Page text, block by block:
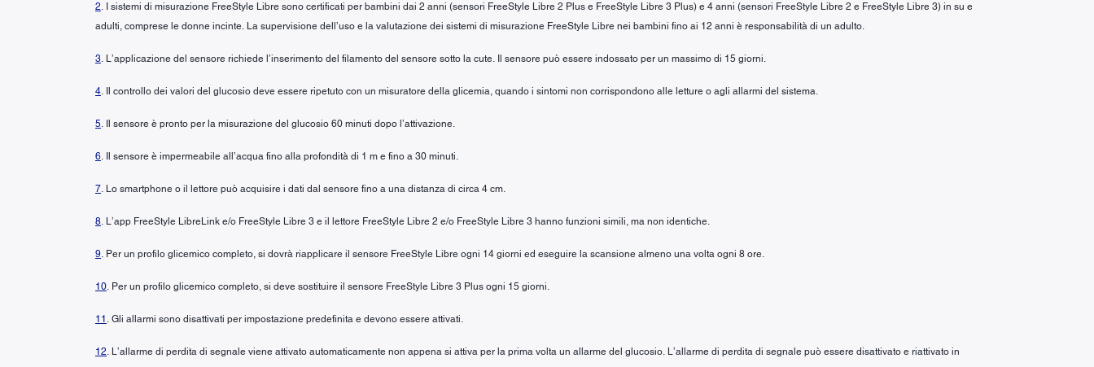
2. I sistemi di misurazione FreeStyle Libre sono certificati per bambini dai 2 anni (sensori FreeStyle Libre 2 Plus e FreeStyle Libre 3 Plus) e 4 anni (sensori FreeStyle Libre 2 e FreeStyle Libre 3) in su e
adulti, comprese le donne incinte. La supervisione dell’uso e la valutazione dei sistemi di misurazione FreeStyle Libre nei bambini fino ai 12 anni è responsabilità di un adulto.
3. L’applicazione del sensore richiede l’inserimento del filamento del sensore sotto la cute. Il sensore può essere indossato per un massimo di 15 giorni.
4. Il controllo dei valori del glucosio deve essere ripetuto con un misuratore della glicemia, quando i sintomi non corrispondono alle letture o agli allarmi del sistema.
5. Il sensore è pronto per la misurazione del glucosio 60 minuti dopo l’attivazione.
6. Il sensore è impermeabile all’acqua fino alla profondità di 1 m e fino a 30 minuti.
7. Lo smartphone o il lettore può acquisire i dati dal sensore fino a una distanza di circa 4 cm.
8. L’app FreeStyle LibreLink e/o FreeStyle Libre 3 e il lettore FreeStyle Libre 2 e/o FreeStyle Libre 3 hanno funzioni simili, ma non identiche.
9. Per un profilo glicemico completo, si dovrà riapplicare il sensore FreeStyle Libre ogni 14 giorni ed eseguire la scansione almeno una volta ogni 8 ore.
10. Per un profilo glicemico completo, si deve sostituire il sensore FreeStyle Libre 3 Plus ogni 15 giorni.
11 . Gli allarmi sono disattivati per impostazione predefinita e devono essere attivati.
12. L’allarme di perdita di segnale viene attivato automaticamente non appena si attiva per la prima volta un allarme del glucosio. L’allarme di perdita di segnale può essere disattivato e riattivato in